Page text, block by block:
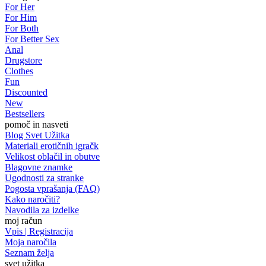
For Her
For Him
For Both
For Better Sex
Anal
Drugstore
Clothes
Fun
Discounted
New
Bestsellers
pomoč in nasveti
Blog Svet Užitka
Materiali erotičnih igračk
Velikost oblačil in obutve
Blagovne znamke
Ugodnosti za stranke
Pogosta vprašanja (FAQ)
Kako naročiti?
Navodila za izdelke
moj račun
Vpis | Registracija
Moja naročila
Seznam želja
svet užitka